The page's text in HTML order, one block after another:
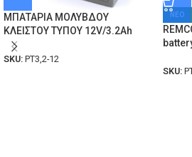
ΜΠΑΤΑΡΙΑ ΜΟΛΥΒΔΟΥ
ΚΛΕΙΣΤΟΥ ΤΥΠΟΥ 12V/3.2Ah
SKU: PT3,2-12
ΝΕΟ
SKU: